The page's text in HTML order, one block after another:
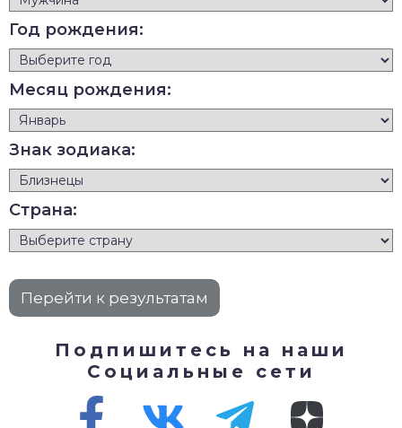
Год рождения:
Месяц рождения:
Знак зодиака:
Страна:
Подпишитесь на наши
Социальные сети